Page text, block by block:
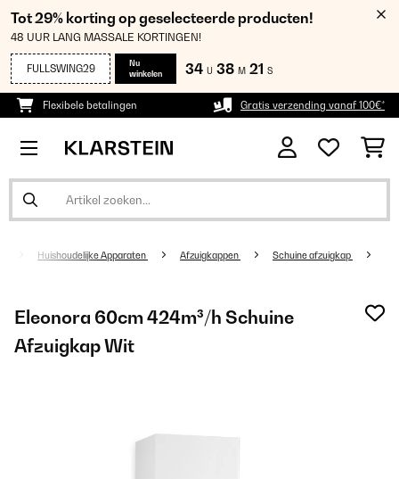
Tot 29% korting op geselecteerde producten!
48 UUR LANG MASSALE KORTINGEN!
FULLSWING29
Nu
winkelen
34 U 38 M 21 S
Flexibele betalingen Gratis verzending vanaf 100€*
Huishoudelijke Apparaten Afzuigkappen Schuine afzuigkap
Eleonora 60cm 424m³/h Schuine
Afzuigkap Wit